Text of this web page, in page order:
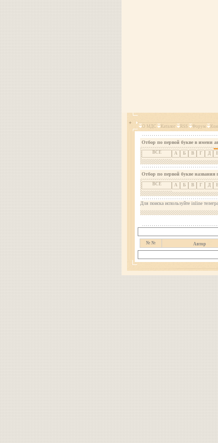
О МДС Каталог RSS Форум
Отбор по первой букве в имени
ВСЕ А Б В Г Д
Отбор по первой букве названия
ВСЕ А Б В Г Д
Для поиска используйте inline
№ № Автор